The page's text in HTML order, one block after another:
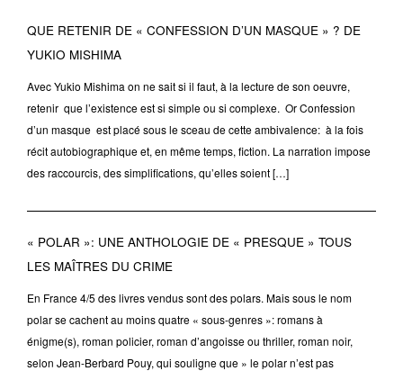
QUE RETENIR DE « CONFESSION D’UN MASQUE » ? DE
YUKIO MISHIMA
Avec Yukio Mishima on ne sait si il faut, à la lecture de son oeuvre,
retenir que l’existence est si simple ou si complexe. Or Confession
d’un masque est placé sous le sceau de cette ambivalence: à la fois
récit autobiographique et, en même temps, fiction. La narration impose
des raccourcis, des simplifications, qu’elles soient […]
« POLAR »: UNE ANTHOLOGIE DE « PRESQUE » TOUS
LES MAÎTRES DU CRIME
En France 4/5 des livres vendus sont des polars. Mais sous le nom
polar se cachent au moins quatre « sous-genres »: romans à
énigme(s), roman policier, roman d’angoisse ou thriller, roman noir,
selon Jean-Berbard Pouy, qui souligne que » le polar n’est pas